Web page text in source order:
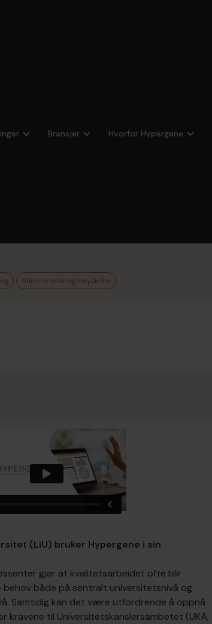
Bransjer Hvorfor Hypergene
Universiteter og høyskoler
(LiU) bruker Hypergene i sin
gjør at kvalitetsarbeidet ofte blir
behov både på sentralt universitetsnivå og
Samtidig kan det være utfordrende å oppnå
kravene til Universitetskanslersämbetet (UKÄ,